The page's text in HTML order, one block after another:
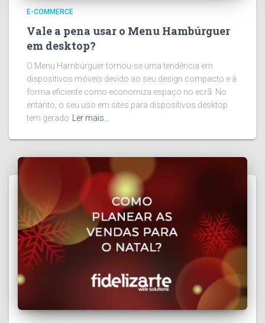
E-COMMERCE
Vale a pena usar o Menu Hambúrguer
em desktop?
O Menu Hambúrguer tornou-se uma tendência em
dispositivos móveis devido ao seu design compacto e à
forma eficiente como economiza espaço no ecrã. No
entanto, o seu uso em sites para dispositivos desktop
tem gerado
Ler mais…